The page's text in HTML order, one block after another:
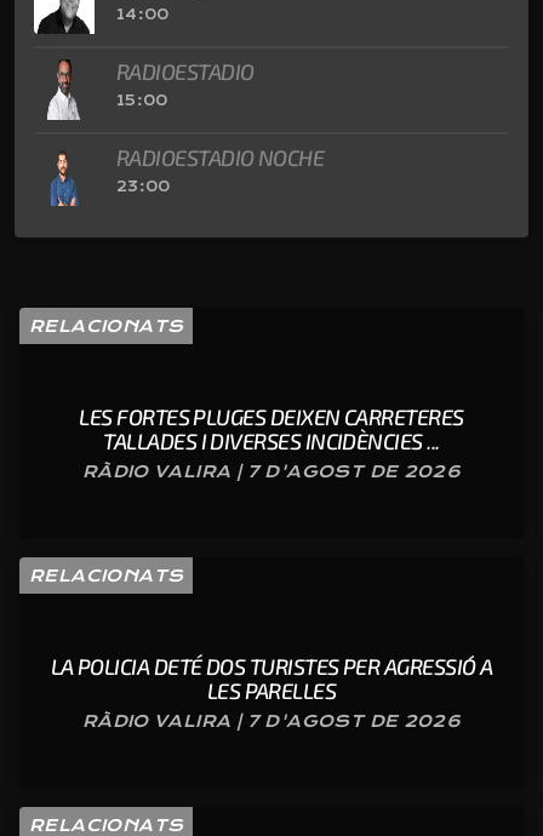
14:00
RADIOESTADIO
15:00
RADIOESTADIO NOCHE
23:00
RELACIONATS
LES FORTES PLUGES DEIXEN CARRETERES
TALLADES I DIVERSES INCIDÈNCIES ...
RÀDIO VALIRA | 7 D'AGOST DE 2026
RELACIONATS
LA POLICIA DETÉ DOS TURISTES PER AGRESSIÓ A
LES PARELLES
RÀDIO VALIRA | 7 D'AGOST DE 2026
RELACIONATS